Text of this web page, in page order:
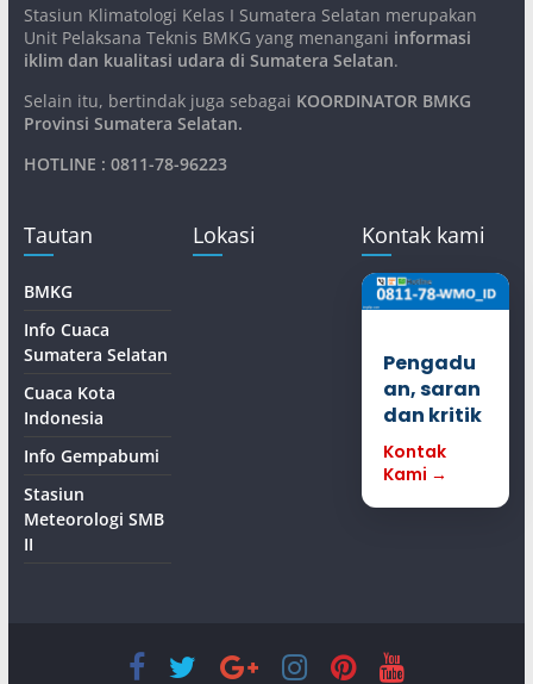
Stasiun Klimatologi Kelas I Sumatera Selatan merupakan
Unit Pelaksana Teknis BMKG yang menangani informasi
iklim dan kualitasi udara di Sumatera Selatan.
Selain itu, bertindak juga sebagai KOORDINATOR BMKG
Provinsi Sumatera Selatan.
HOTLINE : 0811-78-96223
Tautan
BMKG
Info Cuaca
Sumatera Selatan
Cuaca Kota
Indonesia
Info Gempabumi
Stasiun
Meteorologi SMB
II
Lokasi Kontak kami
Pengadu
an, saran
dan kritik
Kontak
Kami →